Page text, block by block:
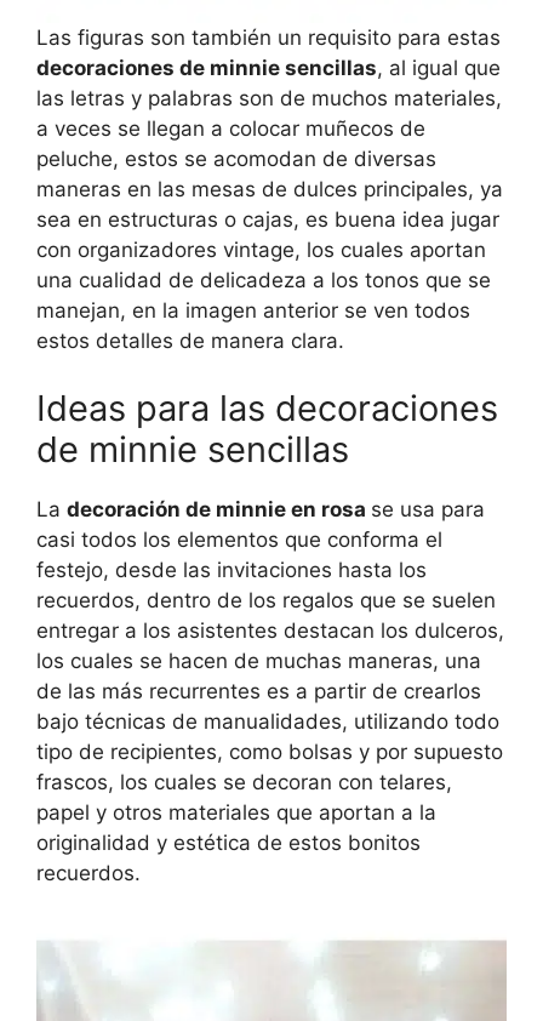
Las figuras son también un requisito para estas
decoraciones de minnie sencillas, al igual que
las letras y palabras son de muchos materiales,
a veces se llegan a colocar muñecos de
peluche, estos se acomodan de diversas
maneras en las mesas de dulces principales, ya
sea en estructuras o cajas, es buena idea jugar
con organizadores vintage, los cuales aportan
una cualidad de delicadeza a los tonos que se
manejan, en la imagen anterior se ven todos
estos detalles de manera clara.
Ideas para las decoraciones
de minnie sencillas
La decoración de minnie en rosa se usa para
casi todos los elementos que conforma el
festejo, desde las invitaciones hasta los
recuerdos, dentro de los regalos que se suelen
entregar a los asistentes destacan los dulceros,
los cuales se hacen de muchas maneras, una
de las más recurrentes es a partir de crearlos
bajo técnicas de manualidades, utilizando todo
tipo de recipientes, como bolsas y por supuesto
frascos, los cuales se decoran con telares,
papel y otros materiales que aportan a la
originalidad y estética de estos bonitos
recuerdos.